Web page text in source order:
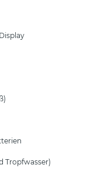
Tropfwasser)